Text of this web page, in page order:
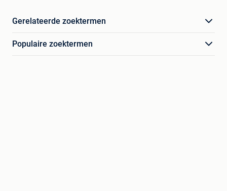
Gerelateerde zoektermen
Populaire zoektermen